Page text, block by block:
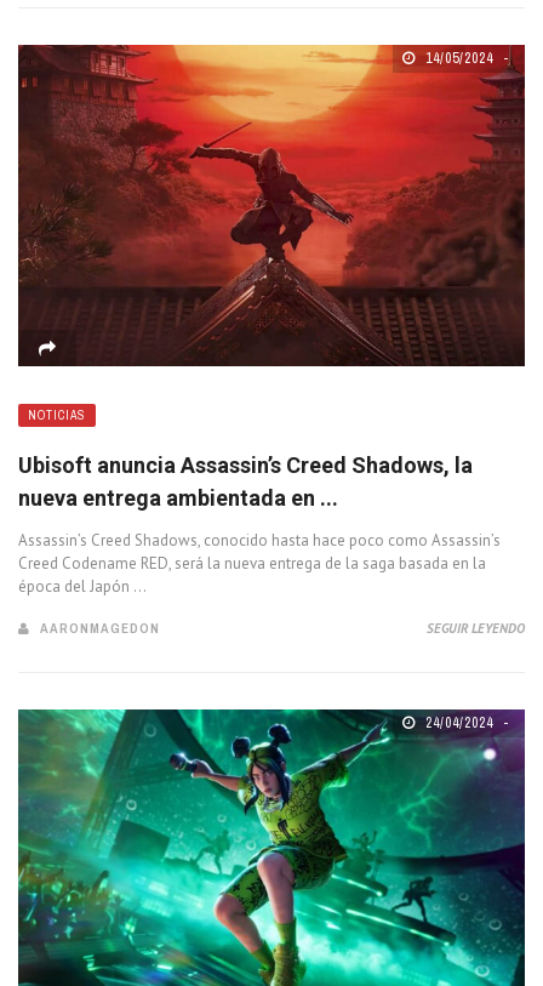
14/05/2024
NOTICIAS
Ubisoft anuncia Assassin’s Creed Shadows, la
nueva entrega ambientada en ...
Assassin’s Creed Shadows, conocido hasta hace poco como Assassin’s
Creed Codename RED, será la nueva entrega de la saga basada en la
época del Japón ...
AARONMAGEDON SEGUIR LEYENDO
24/04/2024